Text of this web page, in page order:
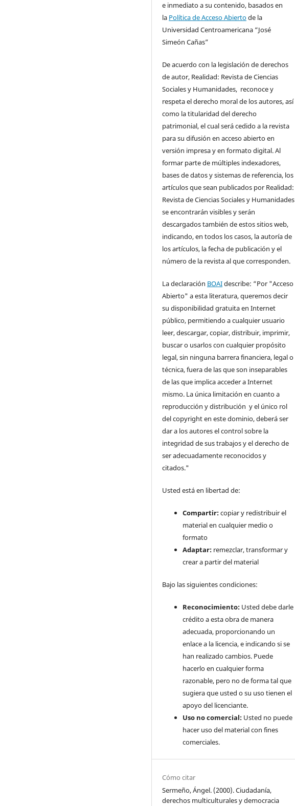
e inmediato a su contenido, basados en
la Política de Acceso Abiertode la
Universidad Centroamericana “José
Simeón Cañas”
De acuerdo con la legislación de derechos
de autor, Realidad: Revista de Ciencias
Sociales y Humanidades, reconoce y
respeta el derecho moral de los autores, así
como la titularidad del derecho
patrimonial, el cual será cedido a la revista
para su difusión en acceso abierto en
versión impresa y en formato digital. Al
formar parte de múltiples indexadores,
bases de datos y sistemas de referencia, los
artículos que sean publicados por Realidad:
Revista de Ciencias Sociales y Humanidades
se encontrarán visibles y serán
descargados también de estos sitios web,
indicando, en todos los casos, la autoría de
los artículos, la fecha de publicación y el
número de la revista al que corresponden.
La declaración BOAIdescribe: “Por "Acceso
Abierto" a esta literatura, queremos decir
su disponibilidad gratuita en Internet
público, permitiendo a cualquier usuario
leer, descargar, copiar, distribuir, imprimir,
buscar o usarlos con cualquier propósito
legal, sin ninguna barrera financiera, legal o
técnica, fuera de las que son inseparables
de las que implica acceder a Internet
mismo. La única limitación en cuanto a
reproducción y distribución y el único rol
del copyright en este dominio, deberá ser
dar a los autores el control sobre la
integridad de sus trabajos y el derecho de
ser adecuadamente reconocidos y
citados."
Usted está en libertad de:
Compartir:copiar y redistribuir el
material en cualquier medio o
formato
Adaptar: remezclar, transformar y
crear a partir del material
Bajo las siguientes condiciones:
Reconocimiento: Usted debe darle
crédito a esta obra de manera
adecuada, proporcionando un
enlace a la licencia, e indicando si se
han realizado cambios. Puede
hacerlo en cualquier forma
razonable, pero no de forma tal que
sugiera que usted o su uso tienen el
apoyo del licenciante.
Uso no comercial: Usted no puede
hacer uso del material con fines
comerciales.
Cómo citar
Sermeño, Ángel. (2000). Ciudadanía,
derechos multiculturales y democracia